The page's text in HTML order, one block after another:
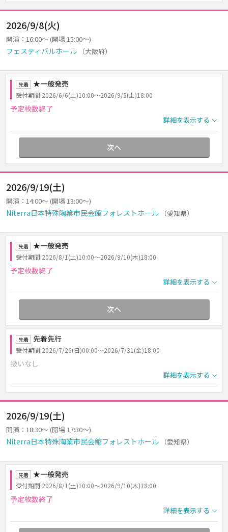
2026/9/8(火)
開演：16:00～ (開場 15:00～)
フェスティバルホール （大阪府）
先着 ★一般発売
受付期間:2026/6/6(土)10:00～2026/9/5(土)18:00
予定枚数終了
詳細を表示する
次へ
2026/9/19(土)
開演：14:00～ (開場 13:00～)
Niterra日本特殊陶業市民会館フォレストホール （愛知県）
先着 ★一般発売
受付期間:2026/8/1(土)10:00～2026/9/10(木)18:00
予定枚数終了
詳細を表示する
次へ
先着 先着先行
受付期間:2026/7/26(日)00:00～2026/7/31(金)18:00
扱いなし
詳細を表示する
2026/9/19(土)
開演：18:30～ (開場 17:30～)
Niterra日本特殊陶業市民会館フォレストホール （愛知県）
先着 ★一般発売
受付期間:2026/8/1(土)10:00～2026/9/10(木)18:00
予定枚数終了
詳細を表示する